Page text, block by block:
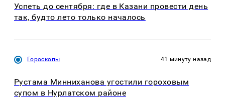
Успеть до сентября: где в Казани провести день
так, будто лето только началось
Гороскопы 41 минуту назад
Рустама Минниханова угостили гороховым
супом в Нурлатском районе